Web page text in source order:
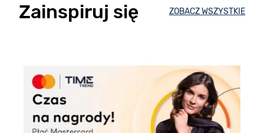
Zainspiruj się ZOBACZ WSZYSTKIE